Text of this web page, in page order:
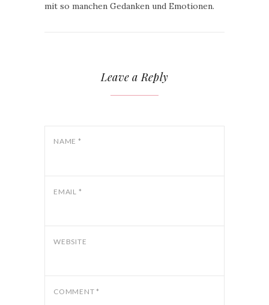
mit so manchen Gedanken und Emotionen.
Leave a Reply
NAME *
EMAIL *
WEBSITE
COMMENT *